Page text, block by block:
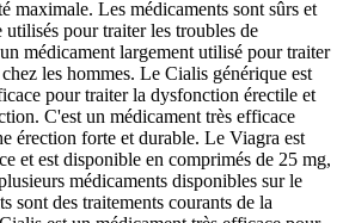
maximale. Les médicaments sont sûrs et
utilisés pour traiter les troubles de
médicament largement utilisé pour traiter
les hommes. Le Cialis générique est
pour traiter la dysfonction érectile et
C'est un médicament très efficace
érection forte et durable. Le Viagra est
et est disponible en comprimés de 25 mg,
médicaments disponibles sur le
sont des traitements courants de la